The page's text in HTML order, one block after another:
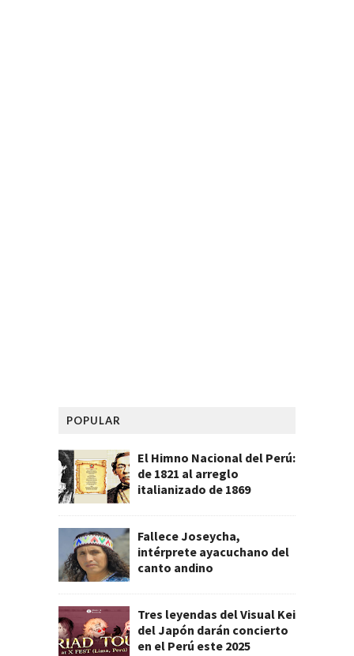
POPULAR
El Himno Nacional del Perú:
de 1821 al arreglo
italianizado de 1869
Fallece Joseycha,
intérprete ayacuchano del
canto andino
Tres leyendas del Visual Kei
del Japón darán concierto
en el Perú este 2025